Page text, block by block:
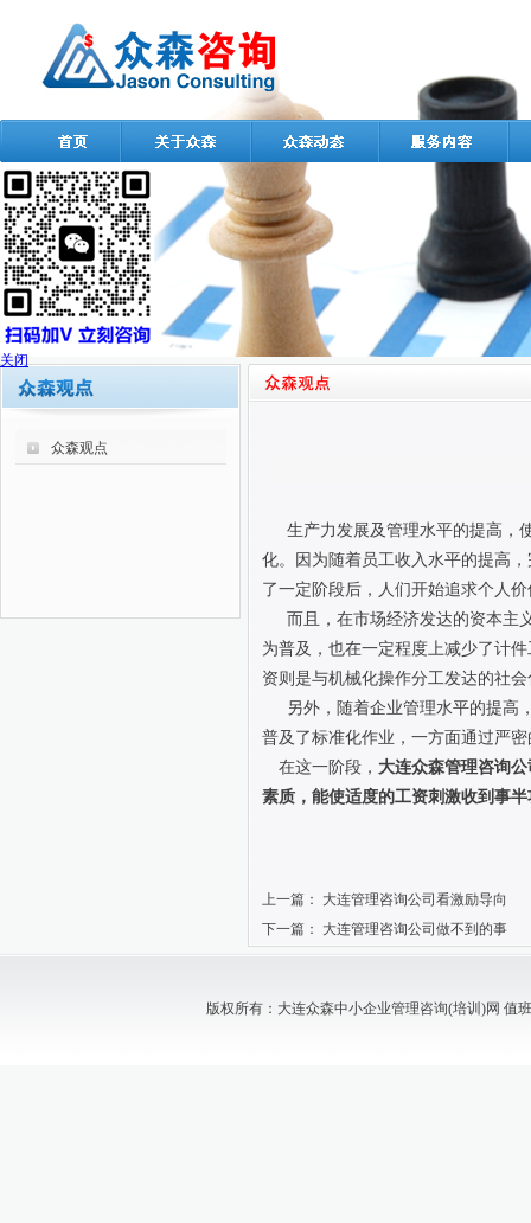
众森观点
生产力发展及管理水平的提高，
化。因为随着员工收入水平的提高
了一定阶段后，人们开始追求个人
而且，在市场经济发达的资本主
为普及，也在一定程度上减少了计
资则是与机械化操作分工发达的社
另外，随着企业管理水平的提高
普及了标准化作业，一方面通过严
在这一阶段， 大连众森管理咨询
素质，能使适度的工资刺激收到事
上一篇：
大连管理咨询公司看激励导向
下一篇：
大连管理咨询公司做不到的事
版权所有：大连众森中小企业管理咨询(培训)网 值
关闭